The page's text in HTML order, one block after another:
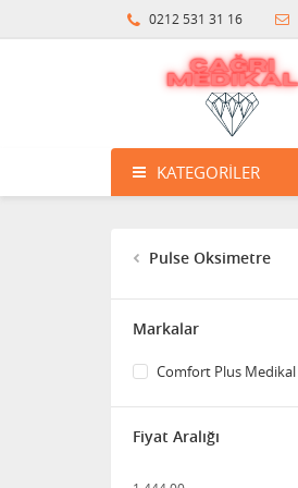
0212 531 31 16
KATEGORILER
Pulse Oksimetre
Markalar
Comfort Plus Medikal
Fiyat Aralığı